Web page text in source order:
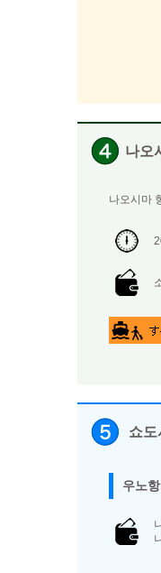
나오
나오시마
쇼도
우노